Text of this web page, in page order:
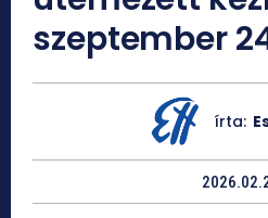
szeptember
írta: